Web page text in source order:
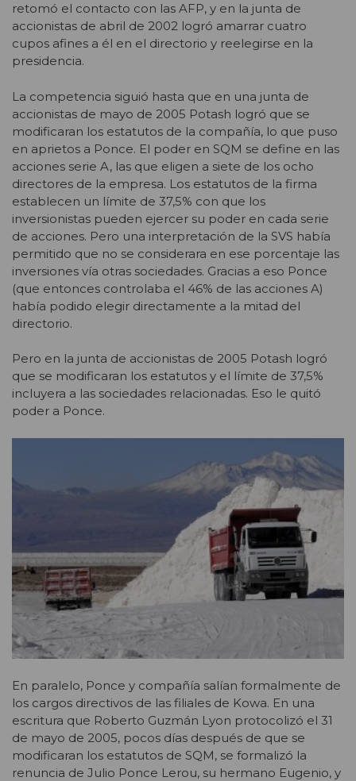
retomó el contacto con las AFP, y en la junta de
accionistas de abril de 2002 logró amarrar cuatro
cupos afines a él en el directorio y reelegirse en la
presidencia.
La competencia siguió hasta que en una junta de
accionistas de mayo de 2005 Potash logró que se
modificaran los estatutos de la compañía, lo que puso
en aprietos a Ponce. El poder en SQM se define en las
acciones serie A, las que eligen a siete de los ocho
directores de la empresa. Los estatutos de la firma
establecen un límite de 37,5% con que los
inversionistas pueden ejercer su poder en cada serie
de acciones. Pero una interpretación de la SVS había
permitido que no se considerara en ese porcentaje las
inversiones vía otras sociedades. Gracias a eso Ponce
(que entonces controlaba el 46% de las acciones A)
había podido elegir directamente a la mitad del
directorio.
Pero en la junta de accionistas de 2005 Potash logró
que se modificaran los estatutos y el límite de 37,5%
incluyera a las sociedades relacionadas. Eso le quitó
poder a Ponce.
En paralelo, Ponce y compañía salían formalmente de
los cargos directivos de las filiales de Kowa. En una
escritura que Roberto Guzmán Lyon protocolizó el 31
de mayo de 2005, pocos días después de que se
modificaran los estatutos de SQM, se formalizó la
renuncia de Julio Ponce Lerou, su hermano Eugenio, y